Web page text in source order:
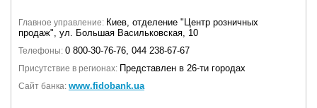
Главное управление: Киев, отделение "Центр розничных
продаж", ул. Большая Васильковская, 10
Телефоны: 0 800-30-76-76, 044 238-67-67
Присутствие в регионах: Представлен в 26-ти городах
Сайт банка: www.fidobank.ua